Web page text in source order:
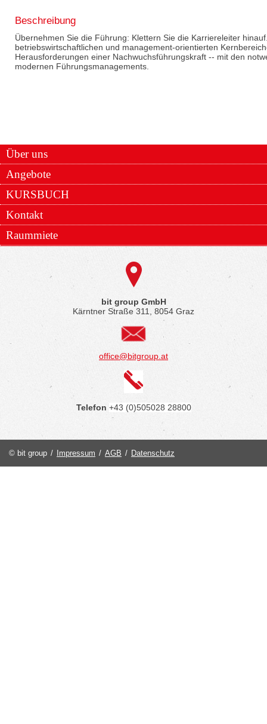
Beschreibung
Übernehmen Sie die Führung: Klettern Sie die Karriereleiter
betriebswirtschaftlichen und management-orientierten
Herausforderungen einer Nachwuchsführungskraft -- mit den
modernen Führungsmanagements.
Über uns
Angebote
KURSBUCH
Kontakt
Raummiete
bit group GmbH
Kärntner Straße 311, 8054 Graz
office@bitgroup.at
Telefon +43 (0)505028 28800
© bit group / Impressum / AGB / Datenschutz